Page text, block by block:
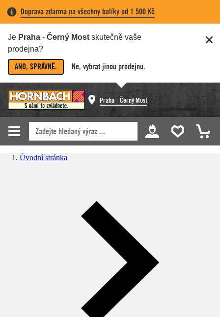
Doprava zdarma na všechny balíky od 1 500 Kč
Je Praha - Černý Most skutečně vaše
prodejna?
ANO, SPRÁVNĚ. Ne, vybrat jinou prodejnu.
Praha - Černý Most
Úvodní stránka